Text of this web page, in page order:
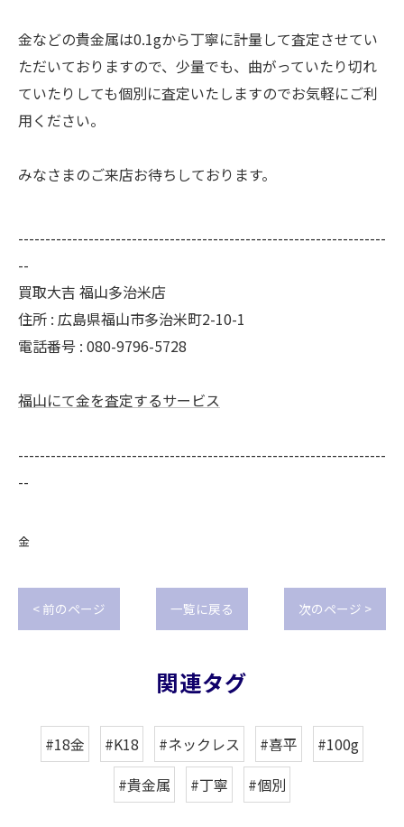
金などの貴金属は0.1gから丁寧に計量して査定させてい
ただいておりますので、少量でも、曲がっていたり切れ
ていたりしても個別に査定いたしますのでお気軽にご利
用ください。
みなさまのご来店お待ちしております。
--------------------------------------------------------------------
--
買取大吉 福山多治米店
住所 : 広島県福山市多治米町2-10-1
電話番号 : 080-9796-5728
福山にて金を査定するサービス
--------------------------------------------------------------------
--
金
< 前のページ 一覧に戻る 次のページ >
関連タグ
#18金 #K18 #ネックレス #喜平
#100g
#貴金属
#丁寧 #個別